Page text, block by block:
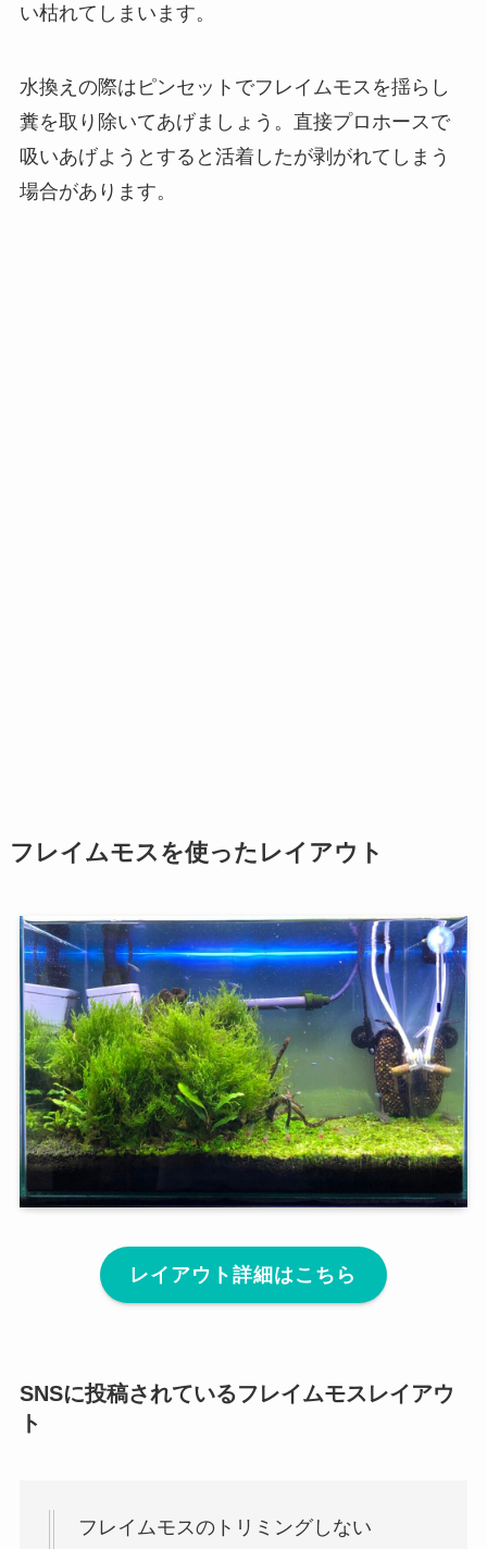
い枯れてしまいます。
水換えの際はピンセットでフレイムモスを揺らし
糞を取り除いてあげましょう。直接プロホースで
吸いあげようとすると活着したが剥がれてしまう
場合があります。
フレイムモスを使ったレイアウト
レイアウト詳細はこちら
SNSに投稿されているフレイムモスレイアウ
ト
フレイムモスのトリミングしない